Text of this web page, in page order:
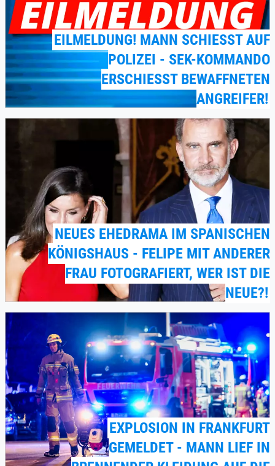
EILMELDUNG! MANN SCHIESST AUF P
OLIZEI - SEK-KOMMANDO E
RSCHIESST BEWAFFNETEN AN
GREIFER!
NEUES EHEDRAMA IM SPANISCHEN
KÖNIGSHAUS - FELIPE MIT ANDERER
FRAU FOTOGRAFIERT, WER IST DIE
NEUE?!
EXPLOSION IN FRANKFURT
GEMELDET - MANN LIEF IN